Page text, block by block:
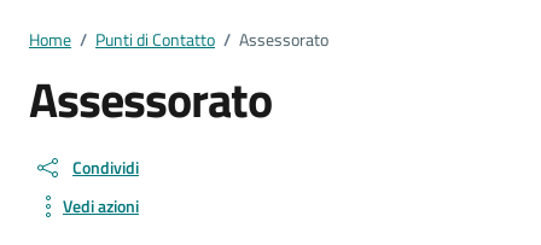
Home / Punti di Contatto / Assessorato
Assessorato
Condividi
Vedi azioni